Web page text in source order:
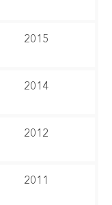
2015
2014
2012
2011